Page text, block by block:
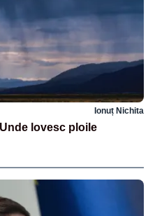
Ionuț Nichita
lovesc ploile